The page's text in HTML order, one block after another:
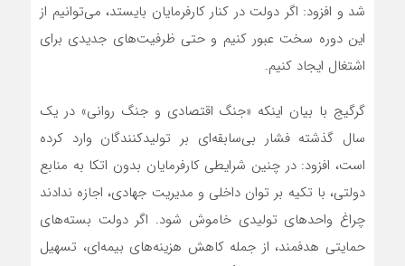
شد و افزود: اگر دولت در کنار کارفرمایان بایستد، می‌توانیم از
این دوره سخت عبور کنیم و حتی ظرفیت‌های جدیدی برای
اشتغال ایجاد کنیم.
گرگیج با بیان اینکه «جنگ اقتصادی و جنگ روانی» در یک
سال گذشته فشار بی‌سابقه‌ای بر تولیدکنندگان وارد کرده
است، افزود: در چنین شرایطی کارفرمایان بدون اتکا به منابع
دولتی، با تکیه بر توان داخلی و مدیریت جهادی، اجازه ندادند
چراغ واحد‌های تولیدی خاموش شود. اگر دولت بسته‌های
حمایتی هدفمند، از جمله کاهش هزینه‌های بیمه‌ای، تسهیل